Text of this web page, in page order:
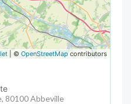
| © OpenStreetMapcontributors
80100 Abbeville